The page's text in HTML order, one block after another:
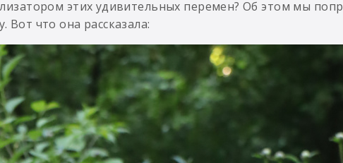
этих удивительных перемен? Об этом мы
что она рассказала: